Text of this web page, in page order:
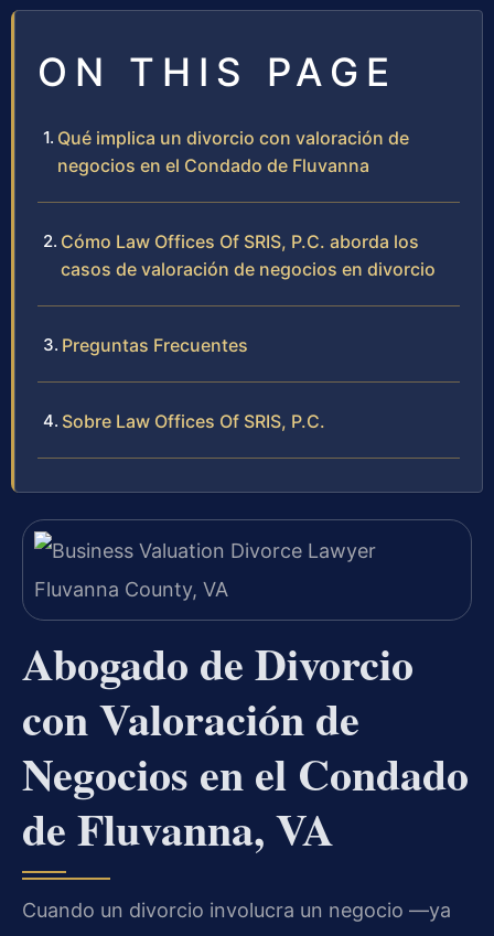
ON THIS PAGE
Qué implica un divorcio con valoración de
negocios en el Condado de Fluvanna
Cómo Law Offices Of SRIS, P.C. aborda los
casos de valoración de negocios en divorcio
Preguntas Frecuentes
Sobre Law Offices Of SRIS, P.C.
Abogado de Divorcio
con Valoración de
Negocios en el Condado
de Fluvanna, VA
Cuando un divorcio involucra un negocio —ya